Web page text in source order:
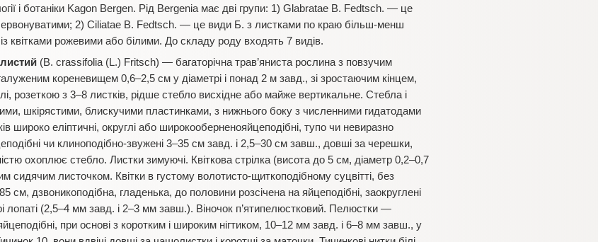
і ботаніки Kagon Bergen. Рід Bergenia має дві групи: 1) Glabratae B. Fedtsch. — це
2) Ciliatae B. Fedtsch. — це види Б. з листками по краю більш-менш
квітками рожевими або білими. До складу роду входять 7 видів.
(B. crassifolia (L.) Fritsch) — багаторічна трав’яниста рослина з повзучим
кореневищем 0,6–2,5 см у діаметрі і понад 2 м завд., зі зростаючим кінцем,
розеткою з 3–8 листків, рідше стебло висхідне або майже вертикальне. Стебла і
шкірястими, блискучими пластинками, з нижнього боку з численними гидатодами
широко еліптичні, округлі або широкооберненояйцеподібні, тупо чи невиразно
чи клиноподібно-звужені 3–35 см завд. і 2,5–30 см завш., довші за черешки,
охоплює стебло. Листки зимуючі. Квіткова стрілка (висота до 5 см, діаметр 0,2–0,7
сидячим листочком. Квітки в густому волотисто-щиткоподібному суцвітті, без
см, дзвоникоподібна, гладенька, до половини розсічена на яйцеподібні, заокруглені
лопаті (2,5–4 мм завд. і 2–3 мм завш.). Віночок п’ятипелюстковий. Пелюстки —
при основі з коротким і широким нігтиком, 10–12 мм завд. і 6–8 мм завш., у